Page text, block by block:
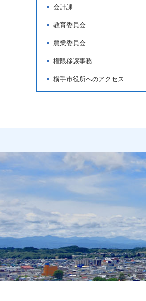
会計課
教育委員会
農業委員会
権限移譲事務
横手市役所へのアクセス